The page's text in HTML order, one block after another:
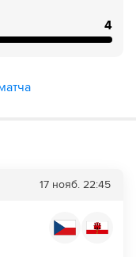
4
17 нояб. 22:45